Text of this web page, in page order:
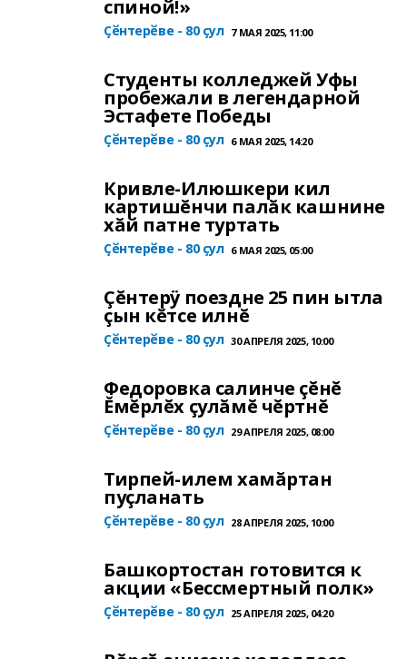
спиной!»
Ҫӗнтерӗве - 80 ҫул 7 МАЯ 2025, 11:00
Студенты колледжей Уфы
пробежали в легендарной
Эстафете Победы
Ҫӗнтерӗве - 80 ҫул 6 МАЯ 2025, 14:20
Кривле-Илюшкери кил
картишĕнчи палăк кашнине
хăй патне туртать
Ҫӗнтерӗве - 80 ҫул 6 МАЯ 2025, 05:00
Çĕнтерÿ поездне 25 пин ытла
çын кĕтсе илнĕ
Ҫӗнтерӗве - 80 ҫул 30 АПРЕЛЯ 2025, 10:00
Федоровка салинче çĕнĕ
Ĕмĕрлĕх çулăмĕ чĕртнĕ
Ҫӗнтерӗве - 80 ҫул 29 АПРЕЛЯ 2025, 08:00
Тирпей-илем хамăртан
пуçланать
Ҫӗнтерӗве - 80 ҫул 28 АПРЕЛЯ 2025, 10:00
Башкортостан готовится к
акции «Бессмертный полк»
Ҫӗнтерӗве - 80 ҫул 25 АПРЕЛЯ 2025, 04:20